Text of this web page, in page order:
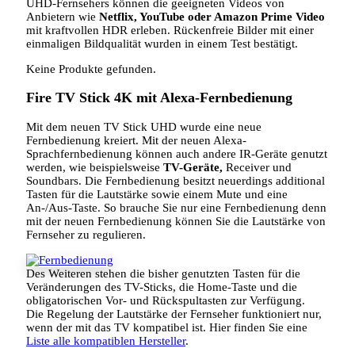
UHD-Fernsehers können die geeigneten Videos von
Anbietern wie Netflix, YouTube oder Amazon Prime Video
mit kraftvollen HDR erleben. Rückenfreie Bilder mit einer
einmaligen Bildqualität wurden in einem Test bestätigt.
Keine Produkte gefunden.
Fire TV Stick 4K mit Alexa-Fernbedienung
Mit dem neuen TV Stick UHD wurde eine neue
Fernbedienung kreiert. Mit der neuen Alexa-
Sprachfernbedienung können auch andere IR-Geräte genutzt
werden, wie beispielsweise TV-Geräte, Receiver und
Soundbars. Die Fernbedienung besitzt neuerdings additional
Tasten für die Lautstärke sowie einem Mute und eine
An-/Aus-Taste. So brauche Sie nur eine Fernbedienung denn
mit der neuen Fernbedienung können Sie die Lautstärke von
Fernseher zu regulieren.
Des Weiteren stehen die bisher genutzten Tasten für die
Veränderungen des TV-Sticks, die Home-Taste und die
obligatorischen Vor- und Rückspultasten zur Verfügung.
Die Regelung der Lautstärke der Fernseher funktioniert nur,
wenn der mit das TV kompatibel ist. Hier finden Sie eine
Liste alle kompatiblen Hersteller.